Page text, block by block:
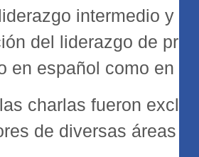
intermedio y
del liderazgo de
en español como en
charlas fueron
de diversas áreas